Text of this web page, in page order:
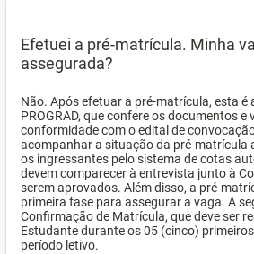
Efetuei a pré-matrícula. Minha
assegurada?
Não. Após efetuar a pré-matrícula, esta é
PROGRAD, que confere os documentos e
conformidade com o edital de
acompanhar a situação da pré-matrícula
os ingressantes pelo sistema de cotas
devem comparecer à entrevista junto à
serem aprovados. Além disso, a pré-
primeira fase para assegurar a vaga. A
Confirmação de Matrícula, que deve ser
Estudante durante os 05 (cinco)
período letivo.